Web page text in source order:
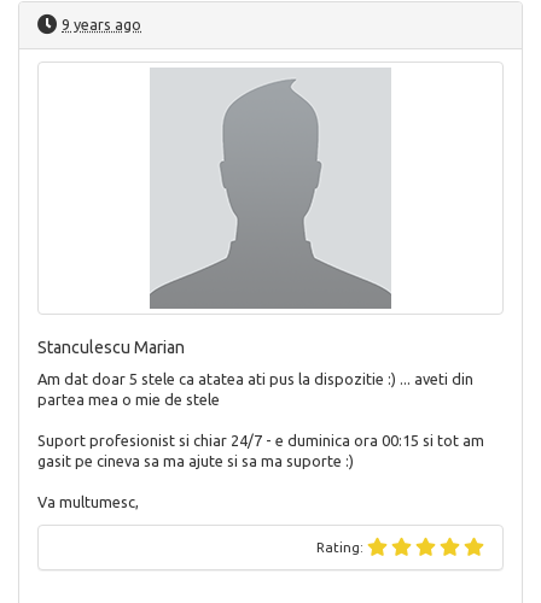
9 years ago
Stanculescu Marian
Am dat doar 5 stele ca atatea ati pus la dispozitie :) ... aveti din
partea mea o mie de stele
Suport profesionist si chiar 24/7 - e duminica ora 00:15 si tot am
gasit pe cineva sa ma ajute si sa ma suporte :)
Va multumesc,
Rating: